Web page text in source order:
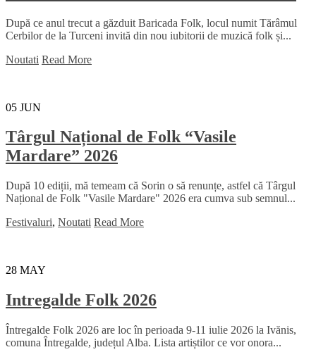
După ce anul trecut a găzduit Baricada Folk, locul numit Tărâmul
Cerbilor de la Turceni invită din nou iubitorii de muzică folk și...
Noutati Read More
05 JUN
Târgul Național de Folk “Vasile
Mardare” 2026
După 10 ediții, mă temeam că Sorin o să renunțe, astfel că Târgul
Național de Folk "Vasile Mardare" 2026 era cumva sub semnul...
Festivaluri, Noutati Read More
28 MAY
Intregalde Folk 2026
Întregalde Folk 2026 are loc în perioada 9-11 iulie 2026 la Ivănis,
comuna Întregalde, județul Alba. Lista artiștilor ce vor onora...